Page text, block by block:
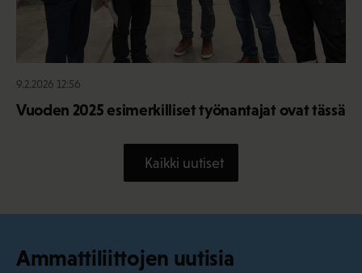
9.2.2026 12:56
Vuoden 2025 esimerkilliset työnantajat ovat tässä
Kaikki uutiset
Ammattiliittojen uutisia